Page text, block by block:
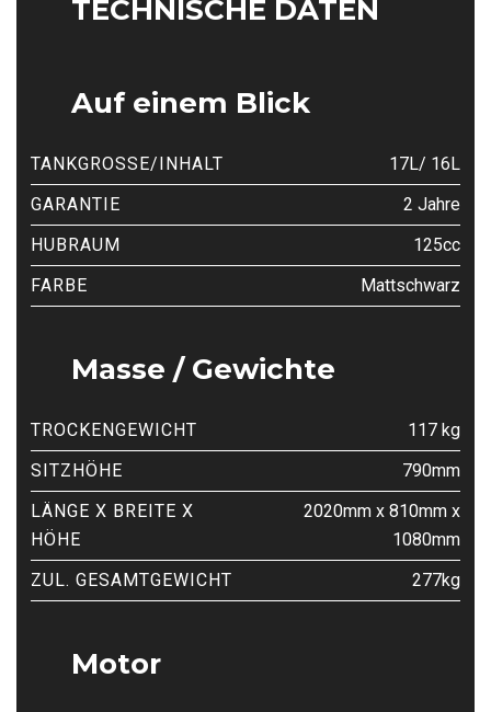
TECHNISCHE DATEN
Auf einem Blick
TANKGROSSE/INHALT
17L/ 16L
GARANTIE
2 Jahre
HUBRAUM
125cc
FARBE
Mattschwarz
Masse / Gewichte
TROCKENGEWICHT
117 kg
SITZHÖHE
790mm
LÄNGE X BREITE X
HÖHE
2020mm x 810mm x
1080mm
ZUL. GESAMTGEWICHT
277kg
Motor